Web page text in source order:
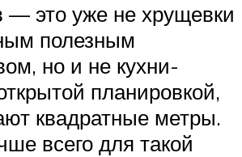
— это уже не хрущевки
полезным
но и не кухни-
планировкой,
квадратные метры.
всего для такой